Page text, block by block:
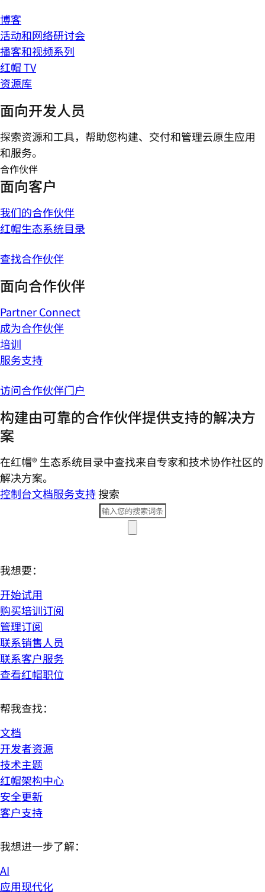
博客
活动和网络研讨会
播客和视频系列
红帽 TV
资源库
面向开发人员
探索资源和工具，帮助您构建、交付和管理云原生应用
和服务。
合作伙伴
面向客户
我们的合作伙伴
红帽生态系统目录
查找合作伙伴
面向合作伙伴
Partner Connect
成为合作伙伴
培训
服务支持
访问合作伙伴门户
构建由可靠的合作伙伴提供支持的解决方
案
在红帽® 生态系统目录中查找来自专家和技术协作社区的
解决方案。
控制台文档服务支持搜索
我想要：
开始试用
购买培训订阅
管理订阅
联系销售人员
联系客户服务
查看红帽职位
帮我查找：
文档
开发者资源
技术主题
红帽架构中心
安全更新
客户支持
我想进一步了解：
AI
应用现代化